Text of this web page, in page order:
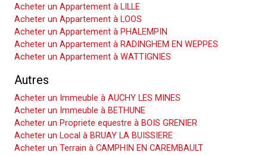
Acheter un Appartement à LILLE
Acheter un Appartement à LOOS
Acheter un Appartement à PHALEMPIN
Acheter un Appartement à RADINGHEM EN WEPPES
Acheter un Appartement à WATTIGNIES
Autres
Acheter un Immeuble à AUCHY LES MINES
Acheter un Immeuble à BETHUNE
Acheter un Propriete equestre à BOIS GRENIER
Acheter un Local à BRUAY LA BUISSIERE
Acheter un Terrain à CAMPHIN EN CAREMBAULT